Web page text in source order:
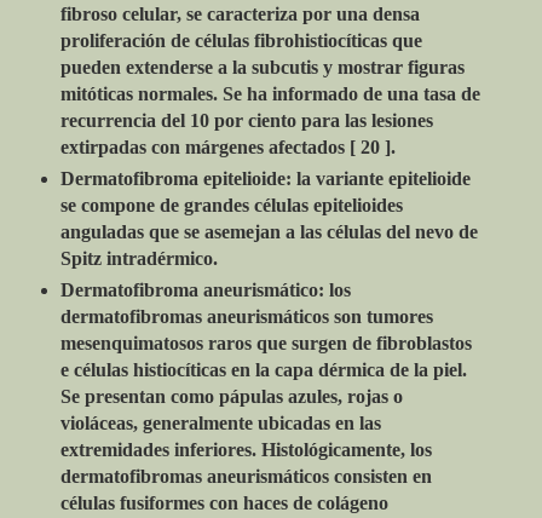
fibroso celular, se caracteriza por una densa
proliferación de células fibrohistiocíticas que
pueden extenderse a la subcutis y mostrar figuras
mitóticas normales. Se ha informado de una tasa de
recurrencia del 10 por ciento para las lesiones
extirpadas con márgenes afectados [ 20 ].
Dermatofibroma epitelioide: la variante epitelioide
se compone de grandes células epitelioides
anguladas que se asemejan a las células del nevo de
Spitz intradérmico.
Dermatofibroma aneurismático: los
dermatofibromas aneurismáticos son tumores
mesenquimatosos raros que surgen de fibroblastos
e células histiocíticas en la capa dérmica de la piel.
Se presentan como pápulas azules, rojas o
violáceas, generalmente ubicadas en las
extremidades inferiores. Histológicamente, los
dermatofibromas aneurismáticos consisten en
células fusiformes con haces de colágeno